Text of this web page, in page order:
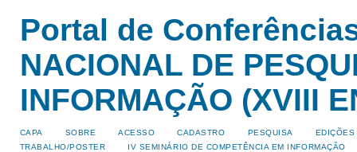
Portal de
NACIONAL DE
INFORMAÇÃO (XVIII
CAPA SOBRE ACESSO CADASTRO PESQUISA
EDIÇÕES
TRABALHO/POSTER
IV SEMINÁRIO DE COMPETÊNCIA EM INFORMAÇÃO